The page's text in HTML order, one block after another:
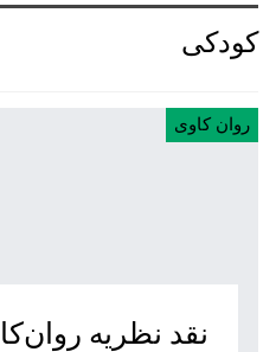
کودکی
روان کاوی
نقد نظریه